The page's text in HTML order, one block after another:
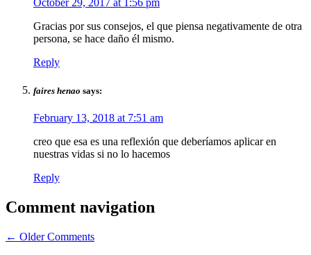
Gracias por sus consejos, el que piensa negativamente de otra
persona, se hace daño él mismo.
Reply
faires henao says:
February 13, 2018 at 7:51 am
creo que esa es una reflexión que deberíamos aplicar en
nuestras vidas si no lo hacemos
Reply
Comment navigation
← Older Comments